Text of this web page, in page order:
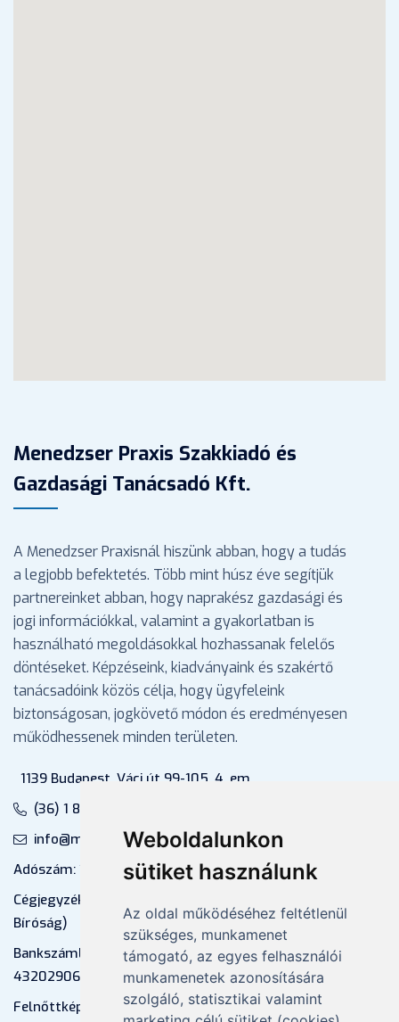
Weboldalunkon
sütiket használunk
Az oldal működéséhez feltétlenül
szükséges, munkamenet
támogató, az egyes felhasználói
munkamenetek azonosítására
szolgáló, statisztikai valamint
Menedzser Praxis Szakkiadó és
Gazdasági Tanácsadó Kft.
A Menedzser Praxisnál hiszünk abban, hogy a tudás
a legjobb befektetés. Több mint húsz éve segítjük
partnereinket abban, hogy naprakész gazdasági és
jogi információkkal, valamint a gyakorlatban is
használható megoldásokkal hozhassanak felelős
döntéseket. Képzéseink, kiadványaink és szakértő
tanácsadóink közös célja, hogy ügyfeleink
biztonságosan, jogkövető módon és eredményesen
működhessenek minden területen.
1139 Budapest, Váci út 99-105. 4. em.
(36) 1 880 76 00
info@mprx.hu
Adószám: 13598145-2-41
Cégjegyzékszám: 01-09-883770 (Fővárosi
Bíróság)
Bankszámlaszám: CIB Bank, 10700581-
43202906-51100005
Felnőttképzési nyilvántartási szám: